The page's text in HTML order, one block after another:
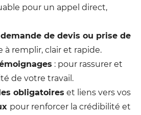
pour un appel direct,
de devis ou prise de
à remplir, clair et rapide.
: pour rassurer et
de votre travail.
obligatoires et liens vers vos
pour renforcer la crédibilité et